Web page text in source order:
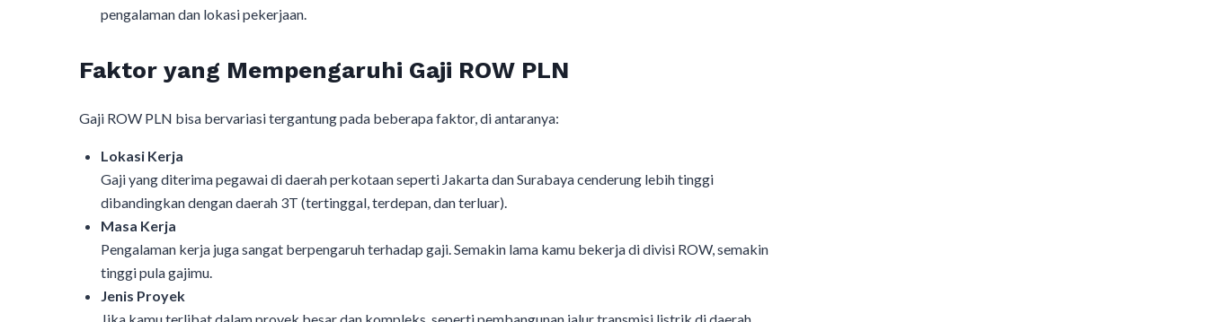
pengalaman dan lokasi pekerjaan.
Faktor yang Mempengaruhi Gaji ROW PLN
Gaji ROW PLN bisa bervariasi tergantung pada beberapa faktor, di antaranya:
Lokasi Kerja
Gaji yang diterima pegawai di daerah perkotaan seperti Jakarta dan Surabaya cenderung lebih tinggi
dibandingkan dengan daerah 3T (tertinggal, terdepan, dan terluar).
Masa Kerja
Pengalaman kerja juga sangat berpengaruh terhadap gaji. Semakin lama kamu bekerja di divisi ROW, semakin
tinggi pula gajimu.
Jenis Proyek